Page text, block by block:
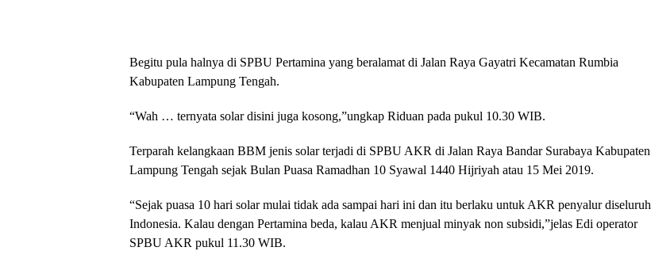
Begitu pula halnya di SPBU Pertamina yang beralamat di Jalan Raya Gayatri Kecamatan Rumbia
Kabupaten Lampung Tengah.
“Wah … ternyata solar disini juga kosong,”ungkap Riduan pada pukul 10.30 WIB.
Terparah kelangkaan BBM jenis solar terjadi di SPBU AKR di Jalan Raya Bandar Surabaya Kabupaten
Lampung Tengah sejak Bulan Puasa Ramadhan 10 Syawal 1440 Hijriyah atau 15 Mei 2019.
“Sejak puasa 10 hari solar mulai tidak ada sampai hari ini dan itu berlaku untuk AKR penyalur diseluruh
Indonesia. Kalau dengan Pertamina beda, kalau AKR menjual minyak non subsidi,”jelas Edi operator
SPBU AKR pukul 11.30 WIB.